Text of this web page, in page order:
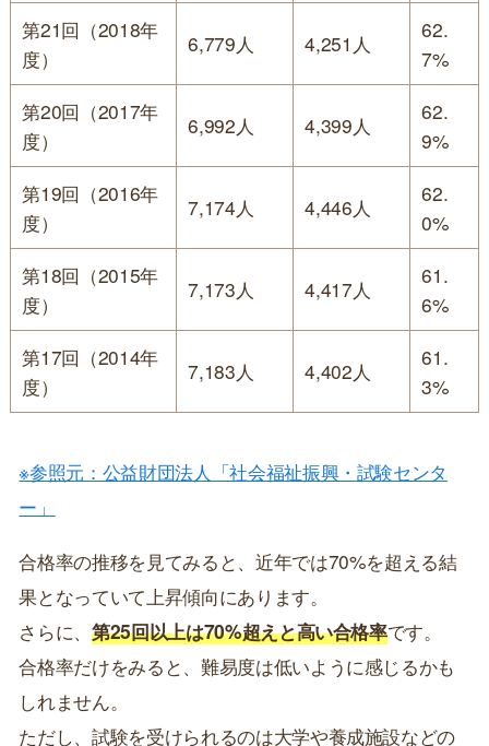
第21回（2018年
度）
6,779人 4,251人
62.
7%
第20回（2017年
度）
6,992人 4,399人
62.
9%
第19回（2016年
度）
7,174人 4,446人
62.
0%
第18回（2015年
度）
7,173人 4,417人
61.
6%
第17回（2014年
度）
7,183人 4,402人
61.
3%
※参照元：公益財団法人「社会福祉振興・試験センタ
ー」
合格率の推移を見てみると、近年では70%を超える結
果となっていて上昇傾向にあります。
さらに、第25回以上は70%超えと高い合格率です。
合格率だけをみると、難易度は低いように感じるかも
しれません。
ただし、試験を受けられるのは大学や養成施設などの